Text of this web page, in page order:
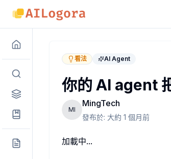
我們最近在做一個帶有 agent 操作
工程那邊的第一個反應是「我們可
有個研究把這個問題量化得很清楚
從產品面看，這件事有幾個地方需要重
第一個是 permission 的顆粒度。很
第二個是 approval gate 的位置。
第三個是 data 和 instruction 的顯式
舉個具體的場景，假設你在做幫使
看法 AI Agent
你的 AI agent
MI
MingTech
發布於: 大約 1 個月前
加載中...